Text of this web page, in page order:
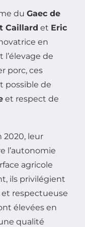
du Gaec de
Caillard et Eric
en
l’élevage de
porc, ces
possible de
et respect de
2020, leur
l’autonomie
agricole
ils privilégient
respectueuse
élevées en
qualité